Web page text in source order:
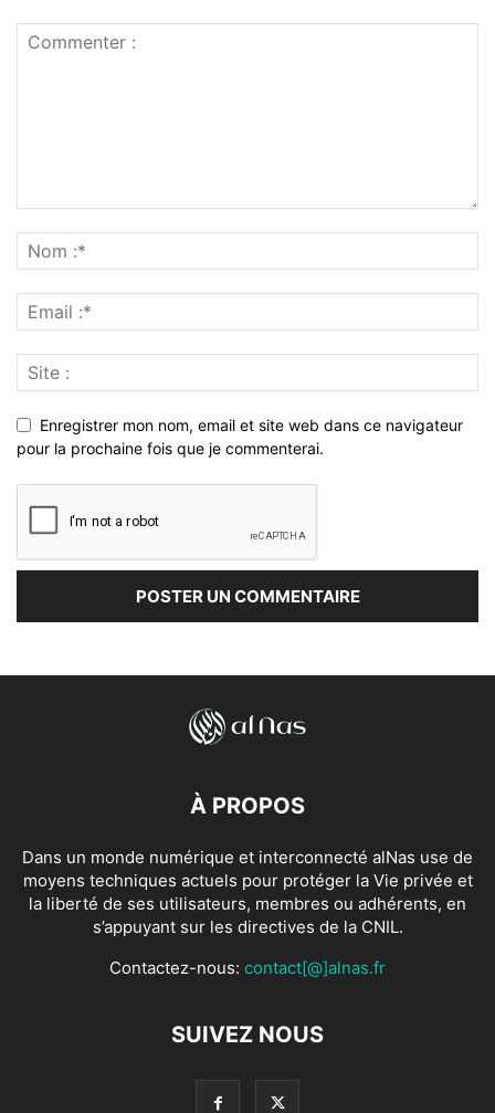
Enregistrer mon nom, email et site web dans ce navigateur
pour la prochaine fois que je commenterai.
À PROPOS
Dans un monde numérique et interconnecté alNas use de
moyens techniques actuels pour protéger la Vie privée et
la liberté de ses utilisateurs, membres ou adhérents, en
s’appuyant sur les directives de la CNIL.
Contactez-nous: contact[@]alnas.fr
SUIVEZ NOUS